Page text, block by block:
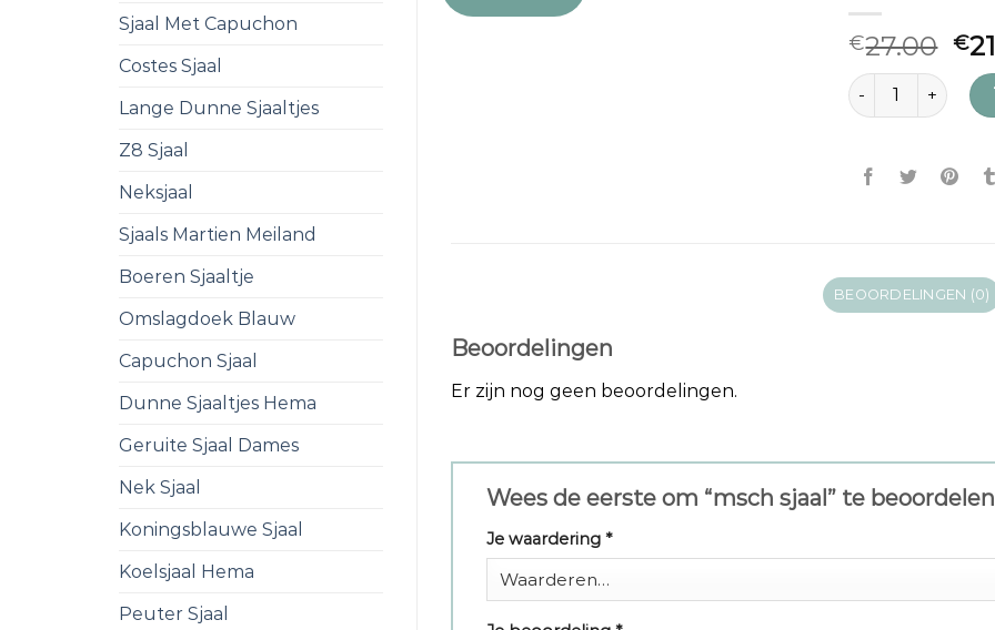
Sjaal Met Capuchon
Costes Sjaal
Lange Dunne Sjaaltjes
Z8 Sjaal
Neksjaal
Sjaals Martien Meiland
Boeren Sjaaltje
Omslagdoek Blauw
Capuchon Sjaal
Dunne Sjaaltjes Hema
Geruite Sjaal Dames
Nek Sjaal
Koningsblauwe Sjaal
Koelsjaal Hema
Peuter Sjaal
€27.00 €
msch sjaal aantal
BEOORDELINGEN (0)
Beoordelingen
Er zijn nog geen beoordelingen.
Wees de eerste om “msch sjaal” te
Je waardering *